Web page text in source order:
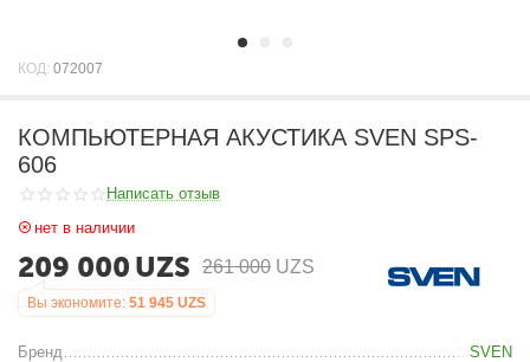
КОД: 072007
КОМПЬЮТЕРНАЯ АКУСТИКА SVEN SPS-
606
Написать отзыв
нет в наличии
261 000 UZS
209 000 UZS
Вы экономите: 51 945 UZS
Бренд SVEN